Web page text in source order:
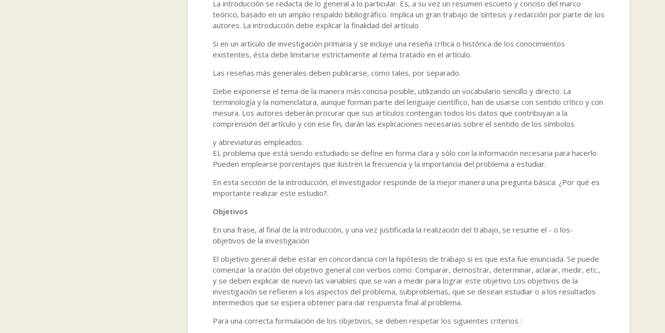
La introducción se redacta de lo general a lo particular. Es, a su vez un resumen escueto y conciso del marco
teórico, basado en un amplio respaldo bibliográfico. Implica un gran trabajo de síntesis y redacción por parte de los
autores. La introducción debe explicar la finalidad del artículo.
Si en un artículo de investigación primaria y se incluye una reseña crítica o histórica de los conocimientos
existentes, ésta debe limitarse estrictamente al tema tratado en el artículo.
Las reseñas más generales deben publicarse, como tales, por separado.
Debe exponerse el tema de la manera más concisa posible, utilizando un vocabulario sencillo y directo. La
terminología y la nomenclatura, aunque forman parte del lenguaje científico, han de usarse con sentido crítico y con
mesura. Los autores deberán procurar que sus artículos contengan todos los datos que contribuyan a la
comprensión del artículo y con ese fin, darán las explicaciones necesarias sobre el sentido de los símbolos
y abreviaturas empleados.
EL problema que está siendo estudiado se define en forma clara y sólo con la información necesaria para hacerlo.
Pueden emplearse porcentajes que ilustren la frecuencia y la importancia del problema a estudiar.
En esta sección de la introducción, el investigador responde de la mejor manera una pregunta básica: ¿Por qué es
importante realizar este estudio?.
Objetivos
En una frase, al final de la introducción, y una vez justificada la realización del trabajo, se resume el - o los-
objetivos de la investigación
El objetivo general debe estar en concordancia con la hipótesis de trabajo si es que esta fue enunciada. Se puede
comenzar la oración del objetivo general con verbos como: Comparar, demostrar, determinar, aclarar, medir, etc.,
y se deben explicar de nuevo las variables que se van a medir para lograr este objetivo Los objetivos de la
investigación se refieren a los aspectos del problema, subproblemas, que se desean estudiar o a los resultados
intermedios que se espera obtener para dar respuesta final al problema.
Para una correcta formulación de los objetivos, se deben respetar los siguientes criterios :